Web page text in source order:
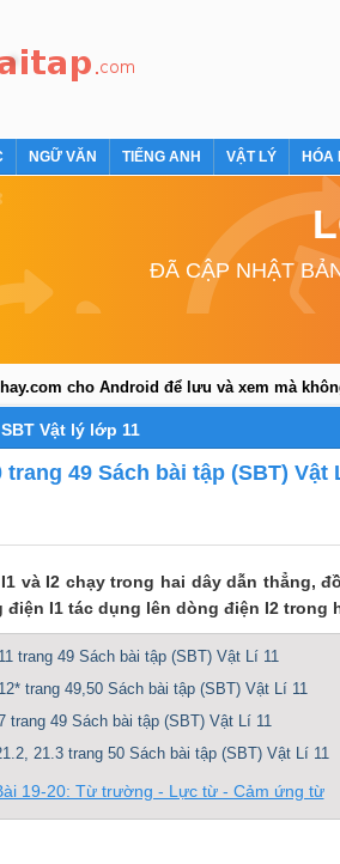
NGỮ VĂN TIẾNG ANH VẬT LÝ HÓA
ĐÃ CẬP NHẬT
cho Android để lưu và xem mà
SBT Vật lý lớp 11
trang 49 Sách bài tập (SBT) Vật
và I2 chạy trong hai dây dẫn thẳng,
I1 tác dụng lên dòng điện I2 trong
trang 49 Sách bài tập (SBT) Vật Lí 11
trang 49,50 Sách bài tập (SBT) Vật Lí 11
trang 49 Sách bài tập (SBT) Vật Lí 11
21.3 trang 50 Sách bài tập (SBT) Vật Lí 11
19-20: Từ trường - Lực từ - Cảm ứng từ